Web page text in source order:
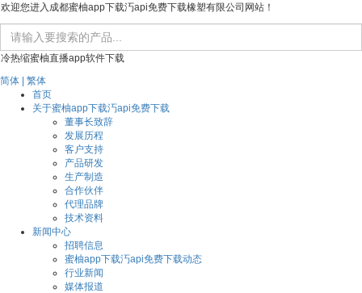
欢迎您进入成都蜜柚app下载汅api免费下载橡塑有限公司网站！
冷热缩蜜柚直播app软件下载
简体
| 繁体
首页
关于蜜柚app下载汅api免费下载
董事长致辞
发展历程
客户支持
产品研发
生产制造
合作伙伴
代理品牌
技术资料
新闻中心
招聘信息
蜜柚app下载汅api免费下载动态
行业新闻
媒体报道